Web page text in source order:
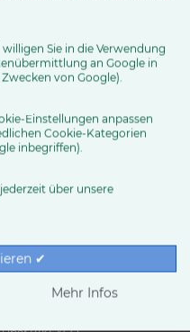
News & Trends
Ratgeber
Sie in die Verwendung
an Google in
von Google).
Einstellungen anpassen
Cookie-Kategorien
inbegriffen).
über unsere
✔
Mehr Infos